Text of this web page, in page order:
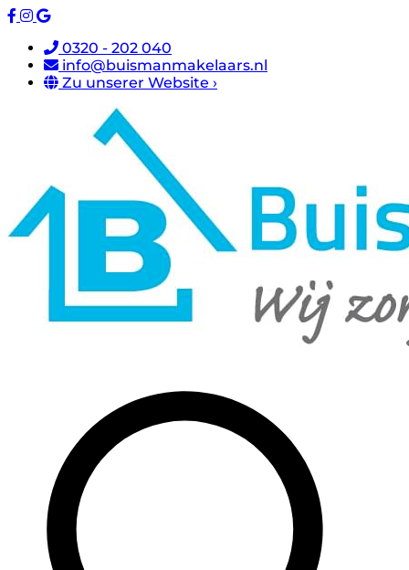
0320 - 202 040
info@buismanmakelaars.nl
Zu unserer Website ›